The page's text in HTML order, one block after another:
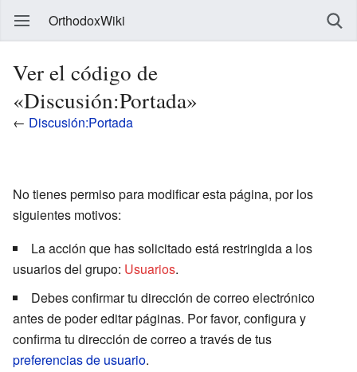
OrthodoxWiki
Ver el código de
«Discusión:Portada»
← Discusión:Portada
No tienes permiso para modificar esta página, por los
siguientes motivos:
La acción que has solicitado está restringida a los
usuarios del grupo: Usuarios.
Debes confirmar tu dirección de correo electrónico
antes de poder editar páginas. Por favor, configura y
confirma tu dirección de correo a través de tus
preferencias de usuario.